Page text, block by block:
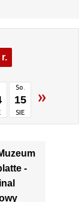
So.
15
SIE
»
-